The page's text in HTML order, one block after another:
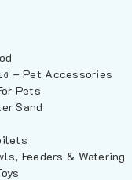
– Pet Accessories
Pets
Sand
Feeders & Watering